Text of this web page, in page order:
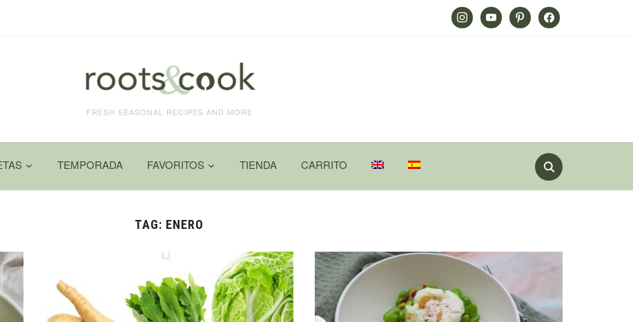
InstagramYoutube PinterestFacebook
FRESH SEASONAL RECIPES AND MORE
TEMPORADA FAVORITOS TIENDA CARRITO
TAG: ENERO